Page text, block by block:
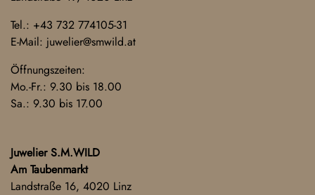
Tel.: +43 732 774105-31
E-Mail: juwelier@smwild.at
Öffnungszeiten:
Mo.-Fr.: 9.30 bis 18.00
Sa.: 9.30 bis 17.00
Juwelier S.M.WILD
Am Taubenmarkt
Landstraße 16, 4020 Linz